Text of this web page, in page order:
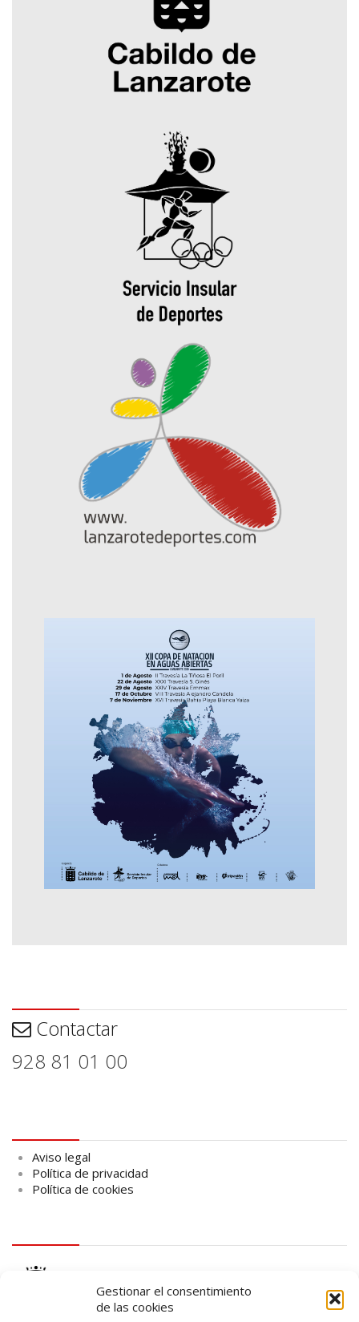
Gestionar el consentimiento
de las cookies
Contactar
928 81 01 00
Aviso legal
Política de privacidad
Política de cookies